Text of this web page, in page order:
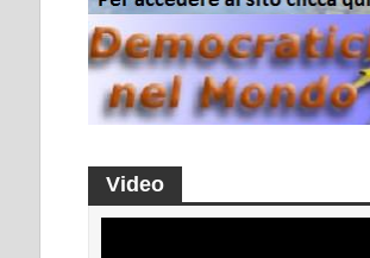
Video